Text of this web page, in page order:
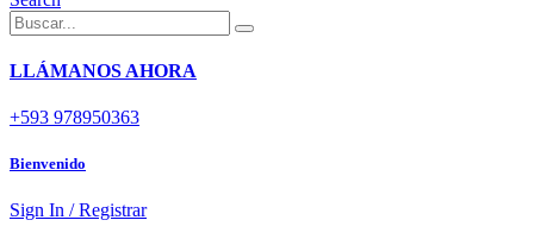
LLÁMANOS AHORA
+593 978950363
Bienvenido
Sign In / Registrar